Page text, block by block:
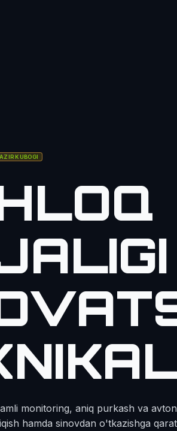
KUBOGI
monitoring, aniq purkash va
hamda sinovdan o'tkazishga